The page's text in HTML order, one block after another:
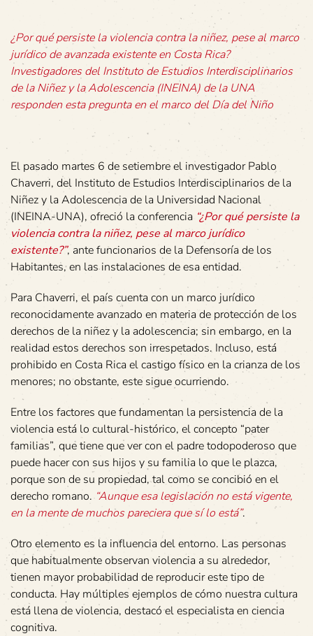
¿Por qué persiste la violencia contra la niñez, pese al marco
jurídico de avanzada existente en Costa Rica?
Investigadores del Instituto de Estudios Interdisciplinarios
de la Niñez y la Adolescencia (INEINA) de la UNA
responden esta pregunta en el marco del Día del Niño
El pasado martes 6 de setiembre el investigador Pablo
Chaverri, del Instituto de Estudios Interdisciplinarios de la
Niñez y la Adolescencia de la Universidad Nacional
(INEINA-UNA), ofreció la conferencia “¿Por qué persiste la
violencia contra la niñez, pese al marco jurídico
existente?”, ante funcionarios de la Defensoría de los
Habitantes, en las instalaciones de esa entidad.
Para Chaverri, el país cuenta con un marco jurídico
reconocidamente avanzado en materia de protección de los
derechos de la niñez y la adolescencia; sin embargo, en la
realidad estos derechos son irrespetados. Incluso, está
prohibido en Costa Rica el castigo físico en la crianza de los
menores; no obstante, este sigue ocurriendo.
Entre los factores que fundamentan la persistencia de la
violencia está lo cultural-histórico, el concepto “pater
familias”, que tiene que ver con el padre todopoderoso que
puede hacer con sus hijos y su familia lo que le plazca,
porque son de su propiedad, tal como se concibió en el
derecho romano. “Aunque esa legislación no está vigente,
en la mente de muchos pareciera que sí lo está”.
Otro elemento es la influencia del entorno. Las personas
que habitualmente observan violencia a su alrededor,
tienen mayor probabilidad de reproducir este tipo de
conducta. Hay múltiples ejemplos de cómo nuestra cultura
está llena de violencia, destacó el especialista en ciencia
cognitiva.